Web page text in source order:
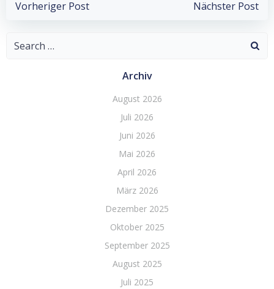
Post
navigation
Vorheriger Post
navigation
Nächster Post
Search
Archiv
August 2026
Juli 2026
Juni 2026
Mai 2026
April 2026
März 2026
Dezember 2025
Oktober 2025
September 2025
August 2025
Juli 2025